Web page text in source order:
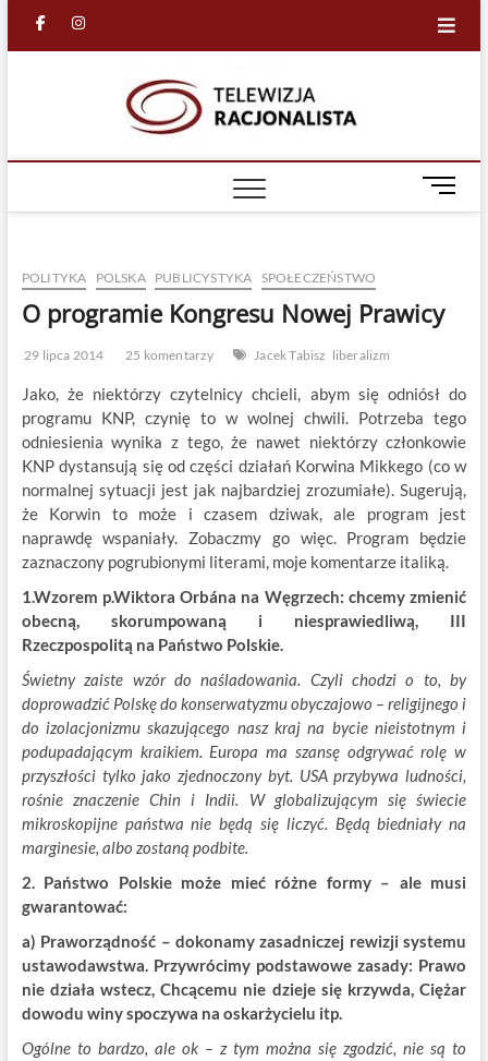
facebook
in
M
e
u
t
n
POLITYKA POLSKA PUBLICYSTYKA SPOŁECZEŃSTWO
O programie Kongresu Nowej Prawicy
29 lipca 2014 25 komentarzy Jacek Tabisz liberalizm
Jako, że niektórzy czytelnicy chcieli, abym się odniósł do
programu KNP, czynię to w wolnej chwili. Potrzeba tego
odniesienia wynika z tego, że nawet niektórzy członkowie
KNP dystansują się od części działań Korwina Mikkego (co w
normalnej sytuacji jest jak najbardziej zrozumiałe). Sugerują,
że Korwin to może i czasem dziwak, ale program jest
naprawdę wspaniały. Zobaczmy go więc. Program będzie
zaznaczony pogrubionymi literami, moje komentarze italiką.
1.Wzorem p.Wiktora Orbána na Węgrzech: chcemy zmienić
obecną, skorumpowaną i niesprawiedliwą, III
Rzeczpospolitą na Państwo Polskie.
Świetny zaiste wzór do naśladowania. Czyli chodzi o to, by
doprowadzić Polskę do konserwatyzmu obyczajowo – religijnego i
do izolacjonizmu skazującego nasz kraj na bycie nieistotnym i
podupadającym kraikiem. Europa ma szansę odgrywać rolę w
przyszłości tylko jako zjednoczony byt. USA przybywa ludności,
rośnie znaczenie Chin i Indii. W globalizującym się świecie
mikroskopijne państwa nie będą się liczyć. Będą biedniały na
marginesie, albo zostaną podbite.
2. Państwo Polskie może mieć różne formy – ale musi
gwarantować:
a) Praworządność – dokonamy zasadniczej rewizji systemu
ustawodawstwa. Przywrócimy podstawowe zasady: Prawo
nie działa wstecz, Chcącemu nie dzieje się krzywda, Ciężar
dowodu winy spoczywa na oskarżycielu itp.
Ogólne to bardzo, ale ok – z tym można się zgodzić, nie są to